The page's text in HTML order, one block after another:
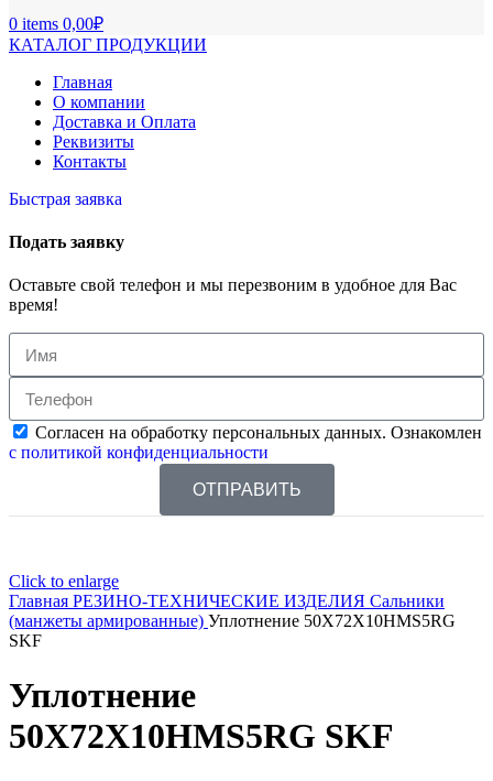
0 items 0,00₽
КАТАЛОГ ПРОДУКЦИИ
Главная
О компании
Доставка и Оплата
Реквизиты
Контакты
Быстрая заявка
Подать заявку
Оставьте свой телефон и мы перезвоним в удобное для Вас
время!
Согласен на обработку персональных данных. Ознакомлен
с политикой конфиденциальности
ОТПРАВИТЬ
Click to enlarge
Главная РЕЗИНО-ТЕХНИЧЕСКИЕ ИЗДЕЛИЯ Сальники
(манжеты армированные) Уплотнение 50X72X10HMS5RG
SKF
Уплотнение
50X72X10HMS5RG SKF